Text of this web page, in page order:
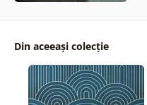
Din aceeași colecție